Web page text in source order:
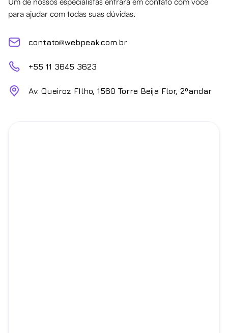
para ajudar com todas suas dúvidas.
contato@webpeak.com.br
+55 11 3645 3623
Av. Queiroz FIlho, 1560 Torre Beija Flor, 2ºandar